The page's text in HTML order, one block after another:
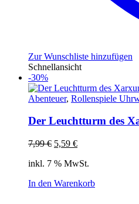
Zur Wunschliste hinzufügen
Schnellansicht
-30%
Abenteuer, Rollenspiele
Der Leuchtturm des
7,99€ Ursprünglicher
war:
5,59 €Aktueller
ist:
inkl. 7 % MwSt.
In den Warenkorb